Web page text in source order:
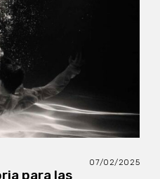
07/02/2025
para las